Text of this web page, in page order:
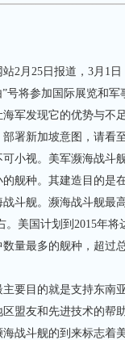
月25日报道，3月1日
号将参加国际展览和
军发现它的优势与不
新加坡意图，请看
视。美军濒海战斗
舰种。其建造目的是
斗舰。濒海战斗舰最
美国计划到2015年将
量最多的舰种，超过
目的就是支持东南
盟友和先进技术的帮
战斗舰的到来标志着